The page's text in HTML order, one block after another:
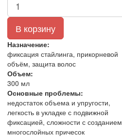
В корзину
Назначение:
фиксация стайлинга, прикорневой
объём, защита волос
Объем:
300 мл
Основные проблемы:
недостаток объема и упругости,
легкость в укладке с подвижной
фиксацией, сложности с созданием
многослойных причесок